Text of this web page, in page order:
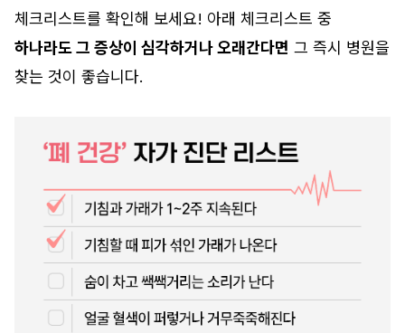
체크리스트를 확인해 보세요! 아래 체크리스트 중
하나라도 그 증상이 심각하거나 오래간다면 그 즉시 병원을
찾는 것이 좋습니다.